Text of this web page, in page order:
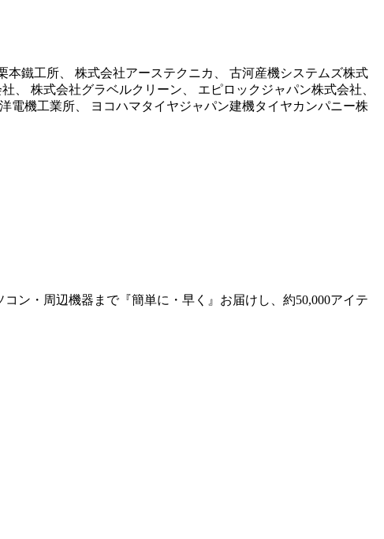
鐵工所、 株式会社アーステクニカ、 古河産機システムズ株式
株式会社グラベルクリーン、 エピロックジャパン株式会社、
電機工業所、 ヨコハマタイヤジャパン建機タイヤカンパニー株
ン・周辺機器まで『簡単に・早く』お届けし、約50,000アイテ